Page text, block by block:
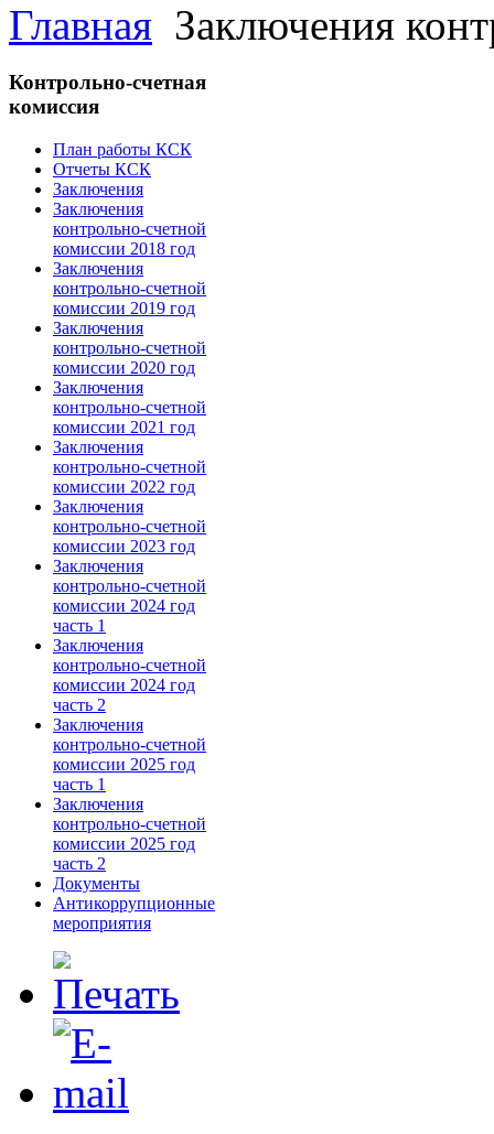
Главная Заключения
Контрольно-счетная
комиссия
План работы КСК
Отчеты КСК
Заключения
Заключения
контрольно-счетной
комиссии 2018 год
Заключения
контрольно-счетной
комиссии 2019 год
Заключения
контрольно-счетной
комиссии 2020 год
Заключения
контрольно-счетной
комиссии 2021 год
Заключения
контрольно-счетной
комиссии 2022 год
Заключения
контрольно-счетной
комиссии 2023 год
Заключения
контрольно-счетной
комиссии 2024 год
часть 1
Заключения
контрольно-счетной
комиссии 2024 год
часть 2
Заключения
контрольно-счетной
комиссии 2025 год
часть 1
Заключения
контрольно-счетной
комиссии 2025 год
часть 2
Документы
Антикоррупционные
мероприятия